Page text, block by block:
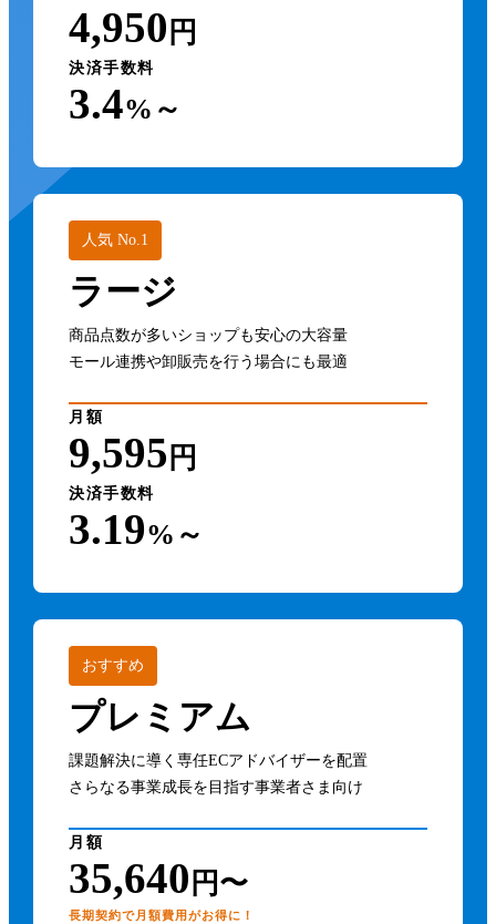
4,950 円
決済手数料
3.4%～
人気 No.1
ラージ
商品点数が多いショップも安心の大容量
モール連携や卸販売を行う場合にも最適
月額
9,595 円
決済手数料
3.19%～
おすすめ
プレミアム
課題解決に導く専任ECアドバイザーを配置
さらなる事業成長を目指す事業者さま向け
月額
35,640 円〜
長期契約で月額費用がお得に！